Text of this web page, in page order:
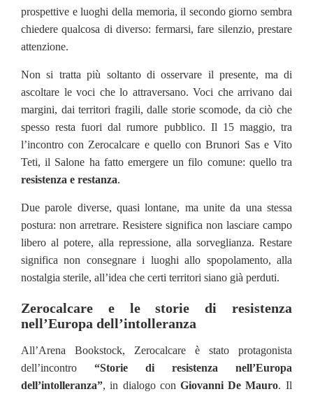
prospettive e luoghi della memoria, il secondo giorno sembra
chiedere qualcosa di diverso: fermarsi, fare silenzio, prestare
attenzione.
Non si tratta più soltanto di osservare il presente, ma di
ascoltare le voci che lo attraversano. Voci che arrivano dai
margini, dai territori fragili, dalle storie scomode, da ciò che
spesso resta fuori dal rumore pubblico. Il 15 maggio, tra
l’incontro con Zerocalcare e quello con Brunori Sas e Vito
Teti, il Salone ha fatto emergere un filo comune: quello tra
resistenza e restanza.
Due parole diverse, quasi lontane, ma unite da una stessa
postura: non arretrare. Resistere significa non lasciare campo
libero al potere, alla repressione, alla sorveglianza. Restare
significa non consegnare i luoghi allo spopolamento, alla
nostalgia sterile, all’idea che certi territori siano già perduti.
Zerocalcare e le storie di resistenza
nell’Europa dell’intolleranza
All’Arena Bookstock, Zerocalcare è stato protagonista
dell’incontro “Storie di resistenza nell’Europa
dell’intolleranza”, in dialogo con Giovanni De Mauro. Il